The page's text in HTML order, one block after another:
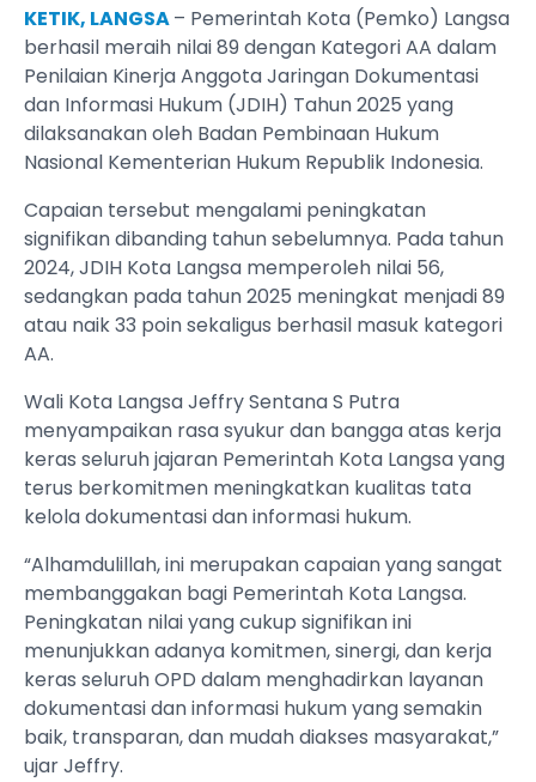
KETIK, LANGSA– Pemerintah Kota (Pemko) Langsa
berhasil meraih nilai 89 dengan Kategori AA dalam
Penilaian Kinerja Anggota Jaringan Dokumentasi
dan Informasi Hukum (JDIH) Tahun 2025 yang
dilaksanakan oleh Badan Pembinaan Hukum
Nasional Kementerian Hukum Republik Indonesia.
Capaian tersebut mengalami peningkatan
signifikan dibanding tahun sebelumnya. Pada tahun
2024, JDIH Kota Langsa memperoleh nilai 56,
sedangkan pada tahun 2025 meningkat menjadi 89
atau naik 33 poin sekaligus berhasil masuk kategori
AA.
Wali Kota Langsa Jeffry Sentana S Putra
menyampaikan rasa syukur dan bangga atas kerja
keras seluruh jajaran Pemerintah Kota Langsa yang
terus berkomitmen meningkatkan kualitas tata
kelola dokumentasi dan informasi hukum.
“Alhamdulillah, ini merupakan capaian yang sangat
membanggakan bagi Pemerintah Kota Langsa.
Peningkatan nilai yang cukup signifikan ini
menunjukkan adanya komitmen, sinergi, dan kerja
keras seluruh OPD dalam menghadirkan layanan
dokumentasi dan informasi hukum yang semakin
baik, transparan, dan mudah diakses masyarakat,”
ujar Jeffry.